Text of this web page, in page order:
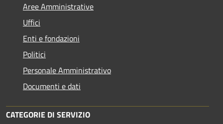
Aree Amministrative
Uffici
Enti e fondazioni
Politici
Personale Amministrativo
Documenti e dati
CATEGORIE DI SERVIZIO